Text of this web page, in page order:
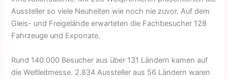
Aussteller so viele Neuheiten wie noch nie zuvor. Auf dem
Gleis- und Freigelände erwarteten die Fachbesucher 128
Fahrzeuge und Exponate.
Rund 140.000 Besucher aus über 131 Ländern kamen auf
die Weltleitmesse. 2.834 Aussteller aus 56 Ländern waren